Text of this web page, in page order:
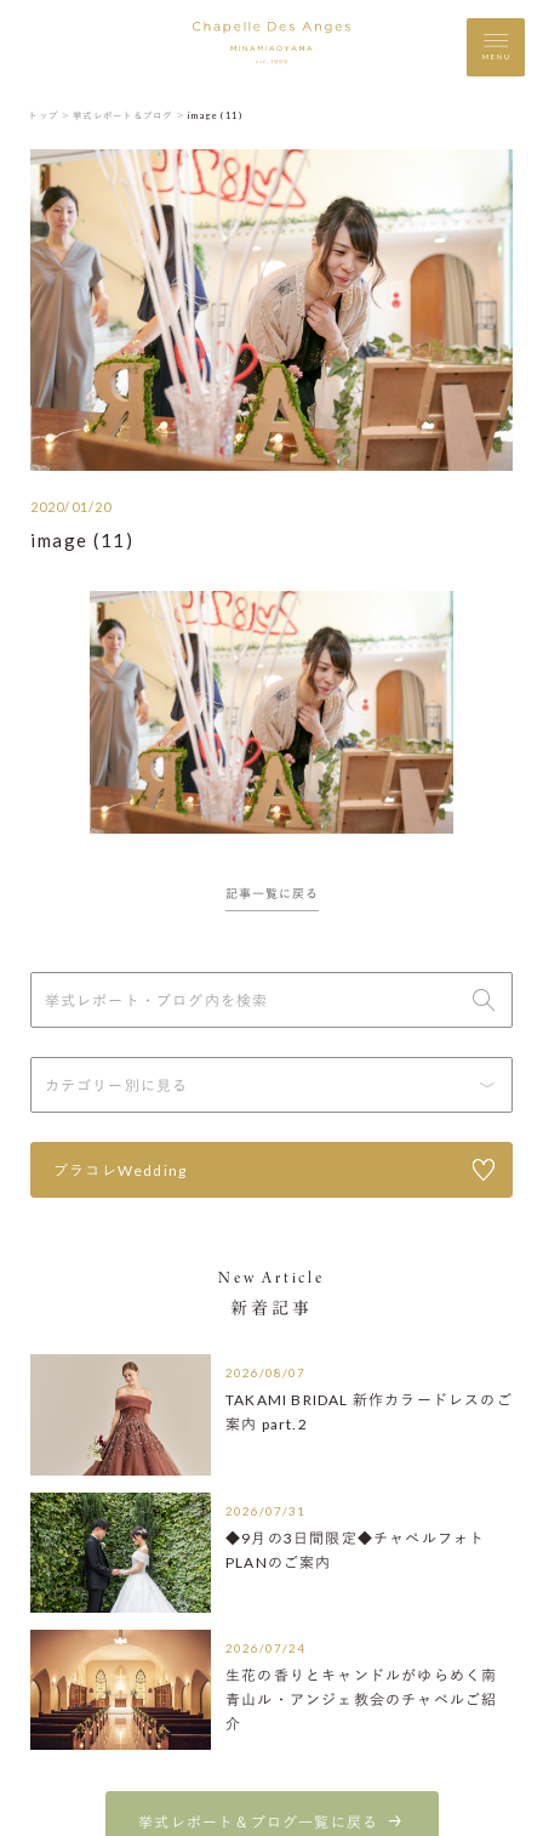
MENU
トップ ＞ 挙式レポート＆ブログ ＞ image (11)
2020/01/20
image (11)
記事一覧に戻る
プラコレWedding
New Article
新着記事
2026/08/07
TAKAMI BRIDAL 新作カラードレスのご
案内 part.2
2026/07/31
◆9月の3日間限定◆チャペルフォト
PLANのご案内
2026/07/24
生花の香りとキャンドルがゆらめく南
青山ル・アンジェ教会のチャペルご紹
介
挙式レポート＆ブログ一覧に戻る